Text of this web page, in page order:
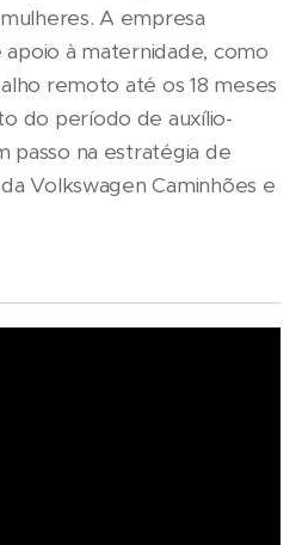
A empresa
à maternidade, como
remoto até os 18 meses
do período de auxílio-
passo na estratégia de
Volkswagen Caminhões e